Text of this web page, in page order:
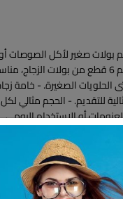
بولات صغير لأكل الصوصات
الحل! 😍✨ - طقم 6 قطع من بولات
الحلويات الصغيرة. - خامة
للتقديم. - الحجم مثالي لكل
أو الاستخدام اليومي.